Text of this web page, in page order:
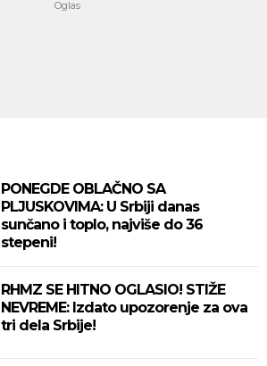
PONEGDE OBLAČNO SA
PLJUSKOVIMA: U Srbiji danas
sunčano i toplo, najviše do 36
stepeni!
RHMZ SE HITNO OGLASIO! STIŽE
NEVREME: Izdato upozorenje za ova
tri dela Srbije!